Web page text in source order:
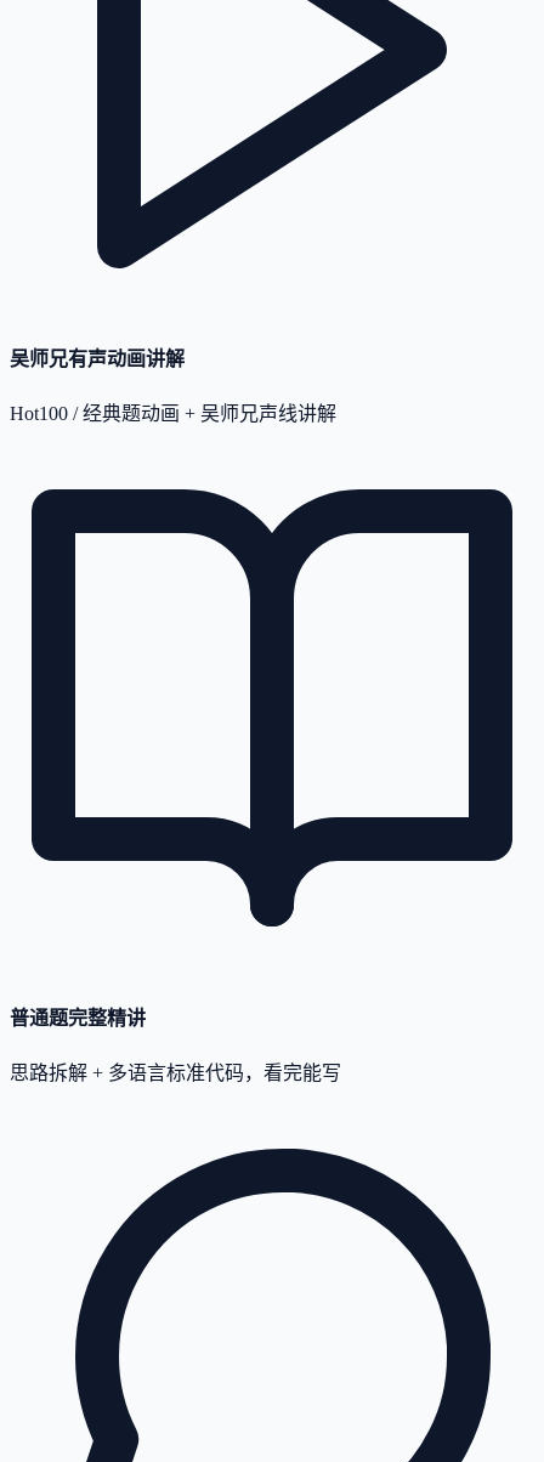
吴师兄有声动画讲解
Hot100 / 经典题动画 + 吴师兄声线讲解
普通题完整精讲
思路拆解 + 多语言标准代码，看完能写